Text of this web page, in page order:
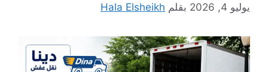
يوليو 4, 2026 بقلم Hala Elsheikh